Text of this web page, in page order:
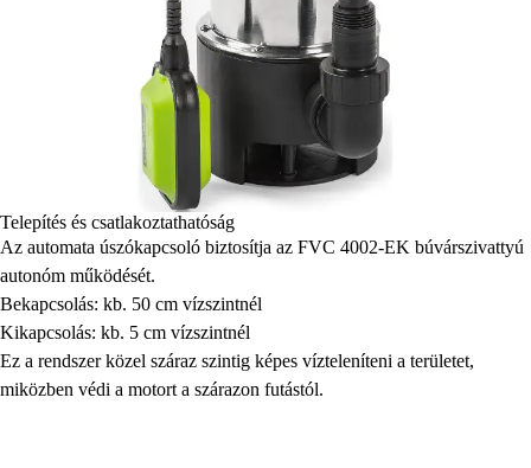
Telepítés és csatlakoztathatóság
Az automata úszókapcsoló biztosítja az FVC 4002-EK búvárszivattyú
autonóm működését.
Bekapcsolás: kb. 50 cm vízszintnél
Kikapcsolás: kb. 5 cm vízszintnél
Ez a rendszer közel száraz szintig képes vízteleníteni a területet,
miközben védi a motort a szárazon futástól.